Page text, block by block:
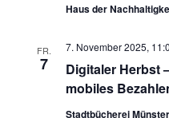
Haus der
FR.
7
Digitaler Herbst
mobiles
7. November 2025,
Stadtbücherei Münster